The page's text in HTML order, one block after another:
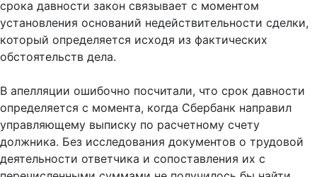
срока давности закон связывает с моментом
установления оснований недействительности сделки,
который определяется исходя из фактических
обстоятельств дела.
В апелляции ошибочно посчитали, что срок давности
определяется с момента, когда Сбербанк направил
управляющему выписку по расчетному счету
должника. Без исследования документов о трудовой
деятельности ответчика и сопоставления их с